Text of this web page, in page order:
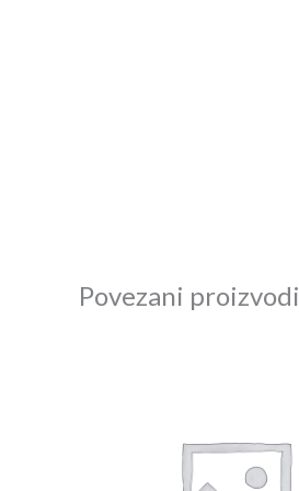
Povezani proizvodi